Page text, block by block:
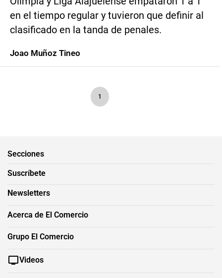
en el tiempo regular y tuvieron que definir al
clasificado en la tanda de penales.
Joao Muñoz Tineo
1
Secciones
Suscríbete
Newsletters
Acerca de El Comercio
Grupo El Comercio
Videos